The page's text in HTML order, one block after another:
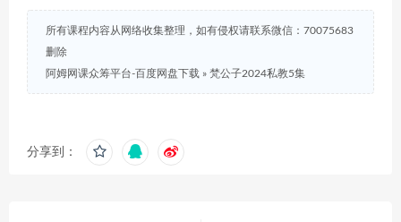
所有课程内容从网络收集整理，如有侵权请联系微信：70075683
删除
阿姆网课众筹平台-百度网盘下载 » 梵公子2024私教5集
分享到：